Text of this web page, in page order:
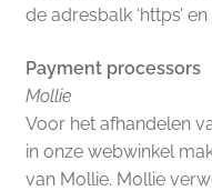
de adresbalk ‘https’
Payment processors
Mollie
Voor het afhandelen
in onze webwinkel
van Mollie. Mollie